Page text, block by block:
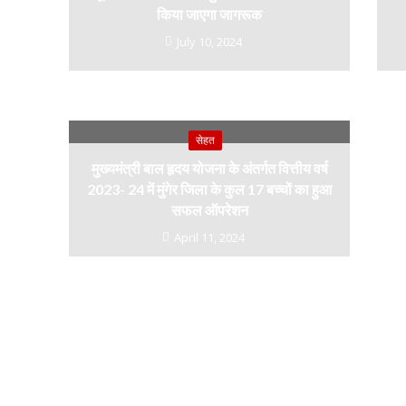
किया जाएगा जागरूक
July 10, 2024
सेहत
मुख्यमंत्री बाल हृदय योजना के अंतर्गत वित्तीय वर्ष
2023- 24 में मुंगेर जिला के कुल 17 बच्चों का हुआ
सफल ऑपरेशन
April 11, 2024